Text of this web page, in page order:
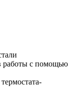
работы с помощью